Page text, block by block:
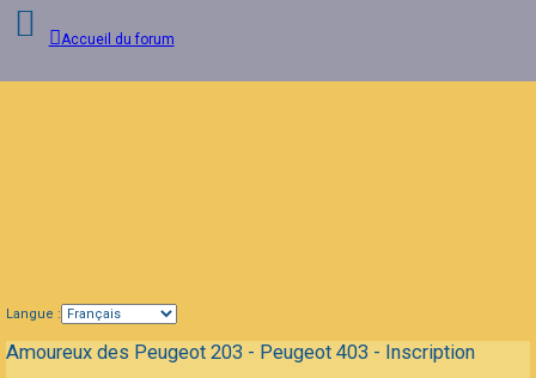
Accueil du forum
Langue :
Amoureux des Peugeot 203 - Peugeot 403 - Inscription